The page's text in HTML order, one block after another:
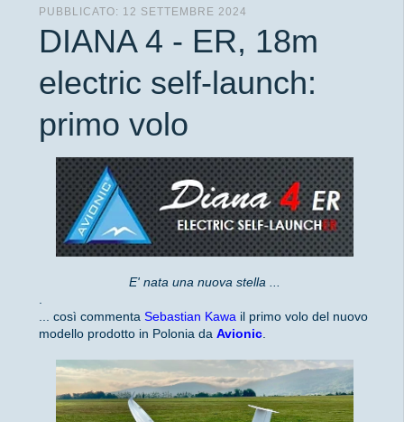
PUBBLICATO: 12 SETTEMBRE 2024
DIANA 4 - ER, 18m
electric self-launch:
primo volo
E' nata una nuova stella ...
... così commenta Sebastian Kawa il primo volo del nuovo
modello prodotto in Polonia da Avionic